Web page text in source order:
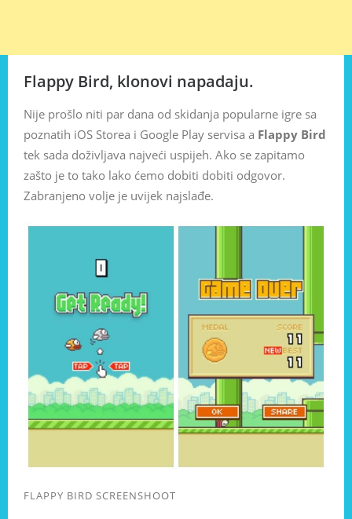
Flappy Bird, klonovi napadaju.
Nije prošlo niti par dana od skidanja popularne igre sa
poznatih iOS Storea i Google Play servisa a Flappy Bird
tek sada doživljava najveći uspijeh. Ako se zapitamo
zašto je to tako lako ćemo dobiti dobiti odgovor.
Zabranjeno volje je uvijek najslađe.
FLAPPY BIRD SCREENSHOOT